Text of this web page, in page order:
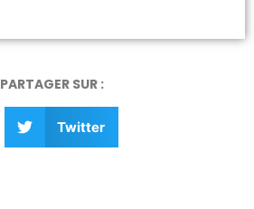
PARTAGER SUR :
Twitter